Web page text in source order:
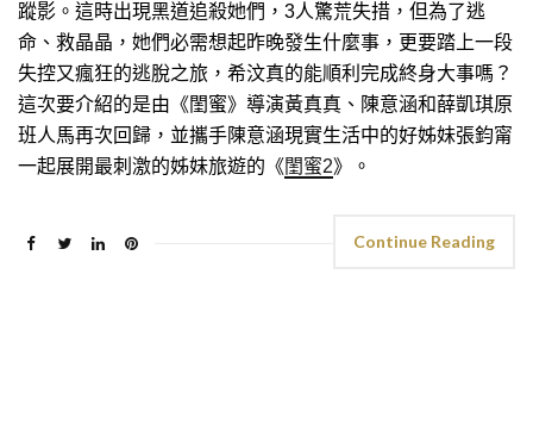
蹤影。這時出現黑道追殺她們，3人驚荒失措，但為了逃
命、救晶晶，她們必需想起昨晚發生什麼事，更要踏上一段
失控又瘋狂的逃脫之旅，希汶真的能順利完成終身大事嗎？
這次要介紹的是由《閨蜜》導演黃真真、陳意涵和薛凱琪原
班人馬再次回歸，並攜手陳意涵現實生活中的好姊妹張鈞甯
一起展開最刺激的姊妹旅遊的《閨蜜2》。
Continue Reading